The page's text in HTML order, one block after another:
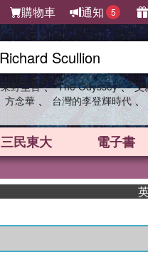
購物車 通知 5
東野圭吾 、 The Odyssey 、 父
方念華 、 台灣的李登輝時代 、
三民東大 電子書
英